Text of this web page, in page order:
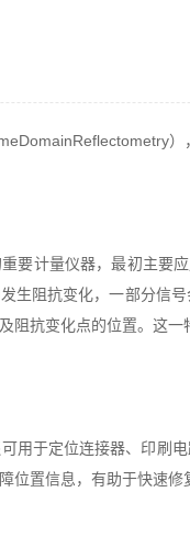
要计量仪器，最初主要
生阻抗变化，一部分信
阻抗变化点的位置。这
用于定位连接器、印刷
位置信息，有助于快速修